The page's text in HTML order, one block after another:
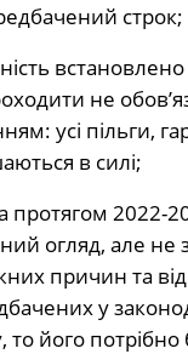
строк;
не
усі пільги,
в силі;
2022-
огляд, але не
причин та
у
то його